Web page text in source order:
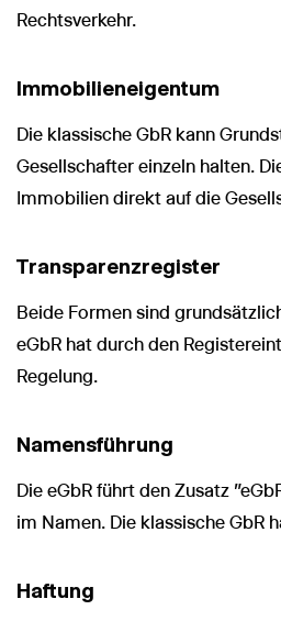
Rechtsverkehr.
Immobilieneigentum
Die klassische GbR kann
Gesellschafter einzeln halten.
Immobilien direkt auf die
Transparenzregister
Beide Formen sind
eGbR hat durch den
Regelung.
Namensführung
Die eGbR führt den Zusatz
im Namen. Die klassische GbR
Haftung